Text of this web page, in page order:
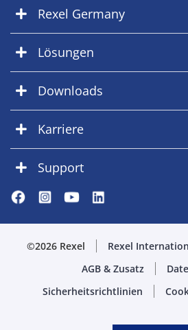
Rexel Germany
Lösungen
Downloads
Karriere
Support
©2026 Rexel Rexel
AGB & Zusatz
Sicherheitsrichtlinien